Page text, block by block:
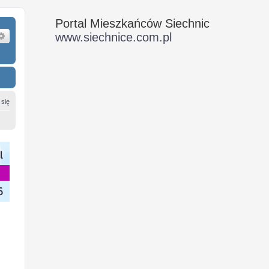
Wyszukiwanie zaawansowane
się
Portal Mieszkańców Siechnic
www.siechnice.com.pl